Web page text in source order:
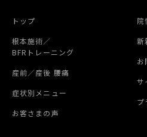
トップ
根本施術／
BFRトレーニング
産前／産後 腰痛
症状別メニュー
お客さまの声
院
新
お
サ
プ